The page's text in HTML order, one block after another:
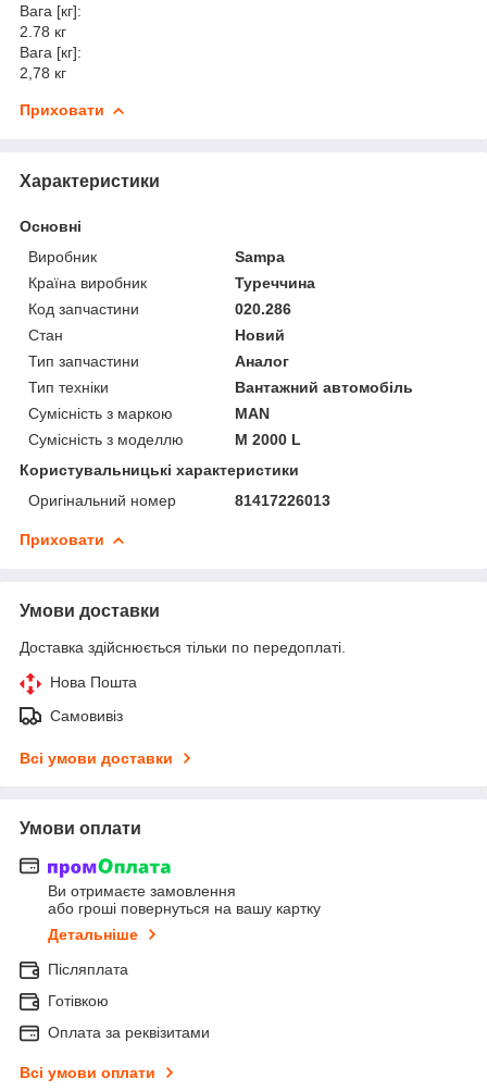
Вага [кг]:
2.78 кг
Вага [кг]:
2,78 кг
Приховати
Характеристики
Основні
Виробник
Sampa
Країна виробник
Туреччина
Код запчастини
020.286
Стан
Новий
Тип запчастини
Аналог
Тип техніки
Вантажний автомобіль
Сумісність з маркою
MAN
Сумісність з моделлю
M 2000 L
Користувальницькі характеристики
Оригінальний номер
81417226013
Приховати
Умови доставки
Доставка здійснюється тільки по передоплаті.
Нова Пошта
Самовивіз
Всі умови доставки
Умови оплати
Ви отримаєте замовлення
або гроші повернуться на вашу картку
Детальніше
Післяплата
Готівкою
Оплата за реквізитами
Всі умови оплати